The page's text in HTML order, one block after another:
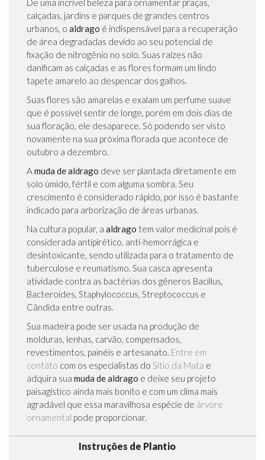
De uma incrível beleza para ornamentar praças,
calçadas, jardins e parques de grandes centros
urbanos, o aldrago é indispensável para a recuperação
de área degradadas devido ao seu potencial de
fixação de nitrogênio no solo. Suas raízes não
danificam as calçadas e as flores formam um lindo
tapete amarelo ao despencar dos galhos.
Suas flores são amarelas e exalam um perfume suave
que é possível sentir de longe, porém em dois dias de
sua floração, ele desaparece. Só podendo ser visto
novamente na sua próxima florada que acontece de
outubro a dezembro.
A muda de aldrago deve ser plantada diretamente em
solo úmido, fértil e com alguma sombra. Seu
crescimento é considerado rápido, por isso é bastante
indicado para arborização de áreas urbanas.
Na cultura popular, a aldrago tem valor medicinal pois é
considerada antipirético, anti-hemorrágica e
desintoxicante, sendo utilizada para o tratamento de
tuberculose e reumatismo. Sua casca apresenta
atividade contra as bactérias dos gêneros Bacillus,
Bacteroides, Staphylococcus, Streptococcus e
Cândida entre outras.
Sua madeira pode ser usada na produção de
molduras, lenhas, carvão, compensados,
revestimentos, painéis e artesanato. Entre em
contato com os especialistas do Sítio da Mata e
adquira sua muda de aldrago e deixe seu projeto
paisagístico ainda mais bonito e com um clima mais
agradável que essa maravilhosa espécie de árvore
ornamental pode proporcionar.
Instruções de Plantio